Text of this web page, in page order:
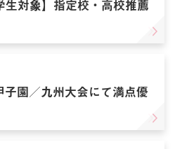
生対象】指定校・高校推薦
子園／九州大会にて満点優